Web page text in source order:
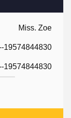
Miss. Zoe
19574844830
19574844830